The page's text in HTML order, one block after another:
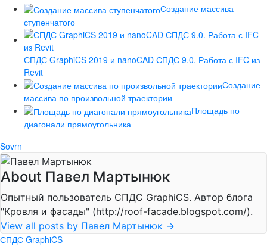
Создание массива
ступенчатого
СПДС GraphiCS 2019 и nanoCAD СПДС 9.0. Работа с IFC из
Revit
Создание
массива по произвольной траектории
Площадь по
диагонали прямоугольника
Sovrn
About Павел Мартынюк
Опытный пользователь СПДС GraphiCS. Автор блога
"Кровля и фасады" (http://roof-facade.blogspot.com/).
View all posts by Павел Мартынюк →
СПДС GraphiCS